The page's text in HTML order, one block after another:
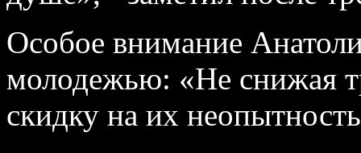
Особое внимание
молодежью: «Не снижая
скидку на их